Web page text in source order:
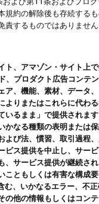
規約の解除後も存続する
責するものではありませ
ト、アマゾン・サイト上
プロダクト広告コンテ
ア、機能、素材、データ
よりまたはこれらに代わ
いるまま」で提供されま
かなる種類の表明または
よび法、慣習、取引過程
ビス提供を中止し、サー
、サービス提供が継続さ
こともしくは有害な構成
、いかなるエラー、不
の他の情報もしくはコン